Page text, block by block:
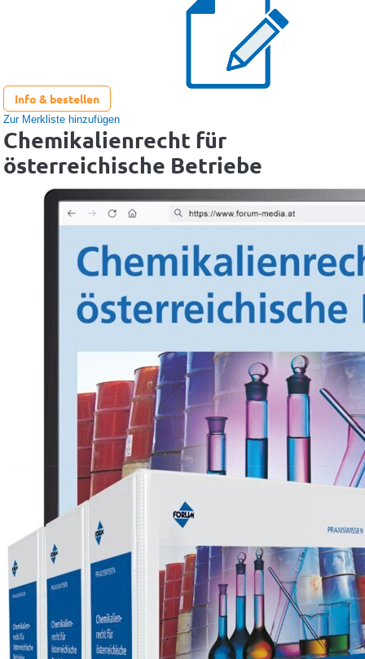
Info & bestellen
Zur Merkliste hinzufügen
Chemikalienrecht für
österreichische Betriebe